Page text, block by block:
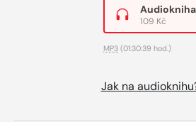
Audiokniha
109 Kč
MP3 (01:30:39 hod.)
Jak na